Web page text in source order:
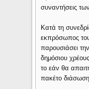
συναντήσεις
Κατά τη
εκπρόσωπος
παρουσιάσει
δημόσιου
το εάν θα
πακέτο